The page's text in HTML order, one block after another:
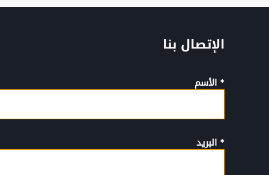
الإتصال بنا
* الأسم
* البريد